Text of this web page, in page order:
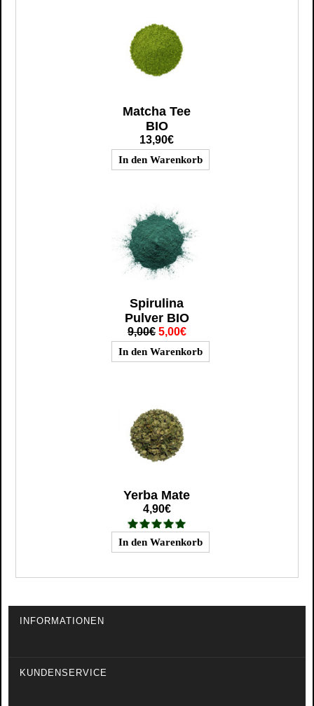
Matcha Tee
BIO
13,90€
Spirulina
Pulver BIO
9,00€ 5,00€
Yerba Mate
4,90€
INFORMATIONEN
KUNDENSERVICE